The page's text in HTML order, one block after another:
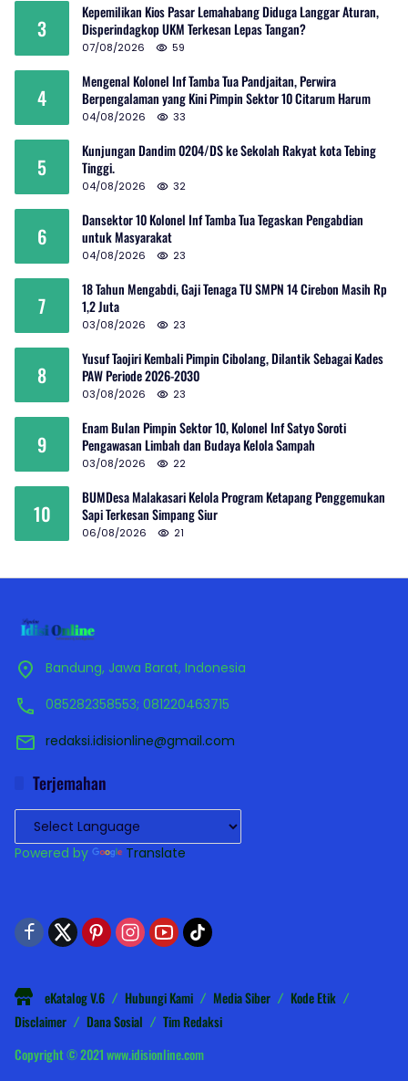
3
Kepemilikan Kios Pasar Lemahabang Diduga Langgar Aturan,
Disperindagkop UKM Terkesan Lepas Tangan?
07/08/2026 59
4
Mengenal Kolonel Inf Tamba Tua Pandjaitan, Perwira
Berpengalaman yang Kini Pimpin Sektor 10 Citarum Harum
04/08/2026 33
5
Kunjungan Dandim 0204/DS ke Sekolah Rakyat kota Tebing
Tinggi.
04/08/2026 32
6
Dansektor 10 Kolonel Inf Tamba Tua Tegaskan Pengabdian
untuk Masyarakat
04/08/2026 23
7
18 Tahun Mengabdi, Gaji Tenaga TU SMPN 14 Cirebon Masih Rp
1,2 Juta
03/08/2026 23
8
Yusuf Taojiri Kembali Pimpin Cibolang, Dilantik Sebagai Kades
PAW Periode 2026-2030
03/08/2026 23
9
Enam Bulan Pimpin Sektor 10, Kolonel Inf Satyo Soroti
Pengawasan Limbah dan Budaya Kelola Sampah
03/08/2026 22
10
BUMDesa Malakasari Kelola Program Ketapang Penggemukan
Sapi Terkesan Simpang Siur
06/08/2026 21
Bandung, Jawa Barat, Indonesia
085282358553; 081220463715
redaksi.idisionline@gmail.com
Terjemahan
Powered by Translate
eKatalog V.6 Hubungi Kami Media Siber
Kode Etik
Disclaimer
Dana Sosial
Tim Redaksi
Copyright © 2021 www.idisionline.com